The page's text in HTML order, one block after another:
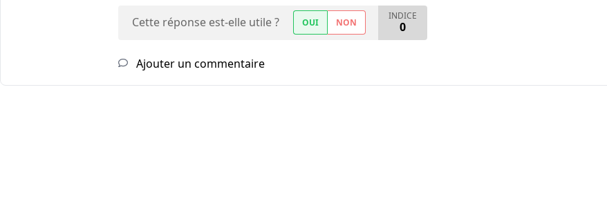
Cette réponse est-elle utile ? OUI NON
INDICE
0
Ajouter un commentaire